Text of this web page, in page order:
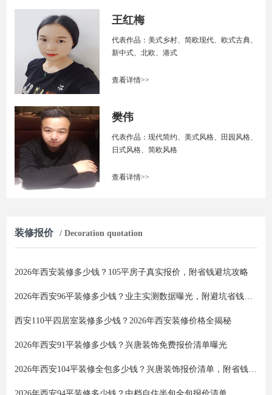
王红梅
代表作品：美式乡村、简欧现代、欧式古典、
新中式、北欧、港式
查看详情>>
樊伟
代表作品：现代简约、美式风格、田园风格、
日式风格、简欧风格
查看详情>>
装修报价 / Decoration quotation
2026年西安装修多少钱？105平房子真实报价，附省钱避坑攻略
2026年西安96平装修多少钱？业主实测数据曝光，附避坑省钱全攻略
西安110平四居室装修多少钱？2026年西安装修价格全揭秘
2026年西安91平装修多少钱？兴唐装饰免费报价清单曝光
2026年西安104平装修全包多少钱？兴唐装饰报价清单，附省钱避坑指南